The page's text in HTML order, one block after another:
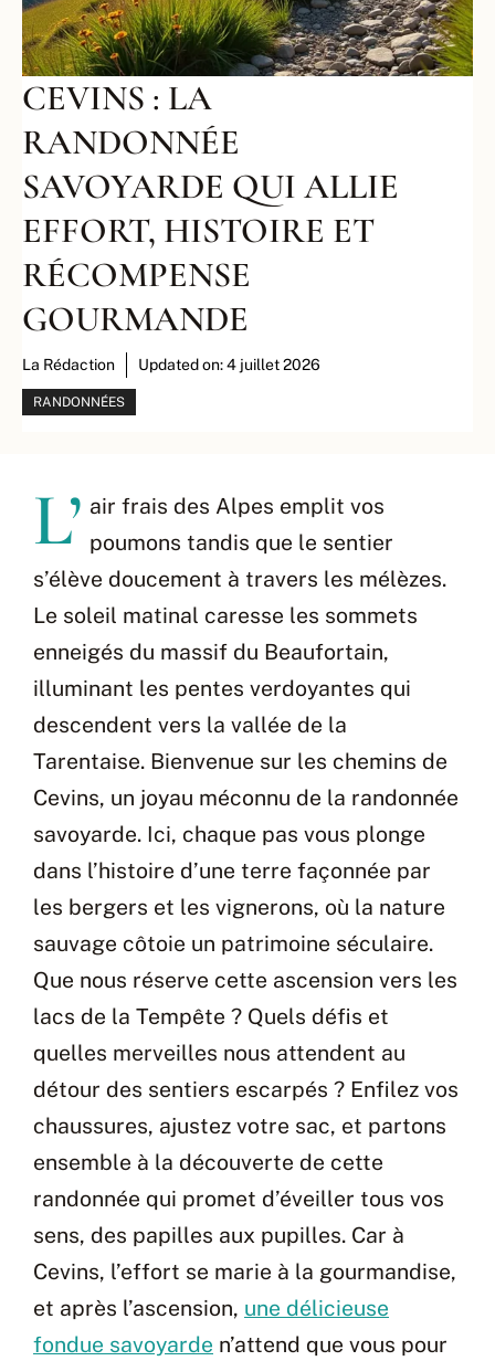
CEVINS : LA
RANDONNÉE
SAVOYARDE QUI ALLIE
EFFORT, HISTOIRE ET
RÉCOMPENSE
GOURMANDE
La Rédaction Updated on:4 juillet 2026
RANDONNÉES
L’ air frais des Alpes emplit vos
poumons tandis que le sentier
s’élève doucement à travers les mélèzes.
Le soleil matinal caresse les sommets
enneigés du massif du Beaufortain,
illuminant les pentes verdoyantes qui
descendent vers la vallée de la
Tarentaise. Bienvenue sur les chemins de
Cevins, un joyau méconnu de la randonnée
savoyarde. Ici, chaque pas vous plonge
dans l’histoire d’une terre façonnée par
les bergers et les vignerons, où la nature
sauvage côtoie un patrimoine séculaire.
Que nous réserve cette ascension vers les
lacs de la Tempête ? Quels défis et
quelles merveilles nous attendent au
détour des sentiers escarpés ? Enfilez vos
chaussures, ajustez votre sac, et partons
ensemble à la découverte de cette
randonnée qui promet d’éveiller tous vos
sens, des papilles aux pupilles. Car à
Cevins, l’effort se marie à la gourmandise,
et après l’ascension, une délicieuse
fondue savoyarde n’attend que vous pour